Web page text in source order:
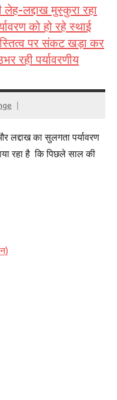
लद्दाख मुस्कुरा रहा
को हो रहे स्थाई
पर संकट खड़ा कर
रही पर्यावरणीय
लद्दाख का सुलगता पर्यावरण
रहा है कि पिछले साल की